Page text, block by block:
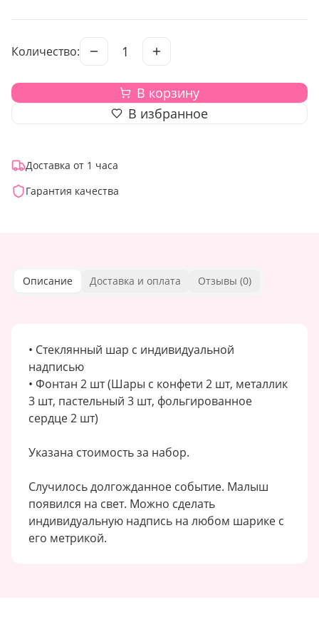
Количество: 1
В корзину
В избранное
Доставка от 1 часа
Гарантия качества
Описание Доставка и оплата Отзывы (0)
• Стеклянный шар с индивидуальной
надписью
• Фонтан 2 шт (Шары с конфети 2 шт, металлик
3 шт, пастельный 3 шт, фольгированное
сердце 2 шт)
Указана стоимость за набор.
Случилось долгожданное событие. Малыш
появился на свет. Можно сделать
индивидуальную надпись на любом шарике с
его метрикой.